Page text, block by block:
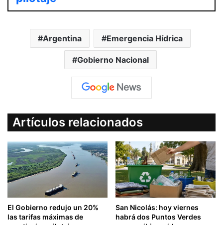
Argentina Emergencia Hídrica
Gobierno Nacional
Artículos relacionados
El Gobierno redujo un 20%
las tarifas máximas de
San Nicolás: hoy viernes
habrá dos Puntos Verdes